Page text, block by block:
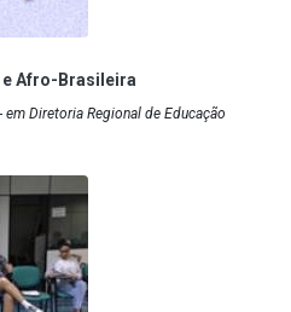
Afro-Brasileira
Diretoria Regional de Educação